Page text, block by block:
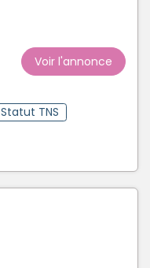
Voir l'annonce
Statut TNS